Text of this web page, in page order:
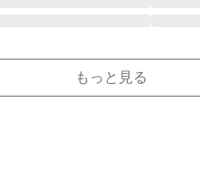
もっと見る